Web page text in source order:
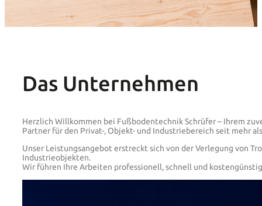
Das Unternehmen
Herzlich Willkommen bei Fußbodentechnik Schrüfer – Ihrem
Partner für den Privat-, Objekt- und Industriebereich seit mehr
Unser Leistungsangebot erstreckt sich von der Verlegung von
Industrieobjekten.
Wir führen Ihre Arbeiten professionell, schnell und